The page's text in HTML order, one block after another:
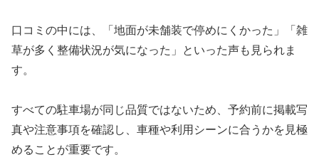
口コミの中には、「地面が未舗装で停めにくかった」「雑
草が多く整備状況が気になった」といった声も見られま
す。
すべての駐車場が同じ品質ではないため、予約前に掲載写
真や注意事項を確認し、車種や利用シーンに合うかを見極
めることが重要です。